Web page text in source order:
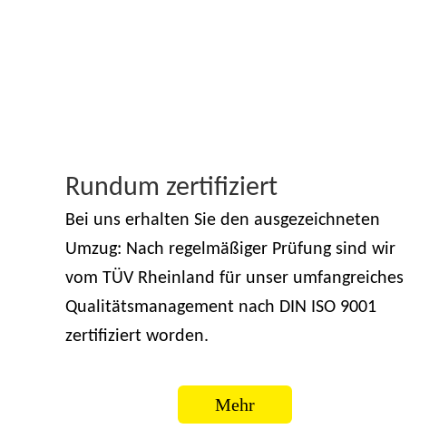
Rundum zertifiziert
Bei uns erhalten Sie den ausgezeichneten
Umzug: Nach regelmäßiger Prüfung sind wir
vom TÜV Rheinland für unser umfangreiches
Qualitätsmanagement nach DIN ISO 9001
zertifiziert worden.
Mehr